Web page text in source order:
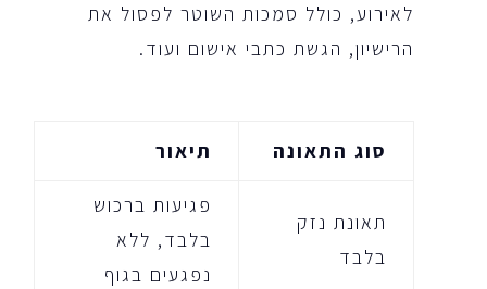
לאירוע, כולל סמכות השוטר לפסול את
הרישיון, הגשת כתבי אישום ועוד.
סוג התאונה תיאור
תאונת נזק
בלבד
פגיעות ברכוש
בלבד, ללא
נפגעים בגוף